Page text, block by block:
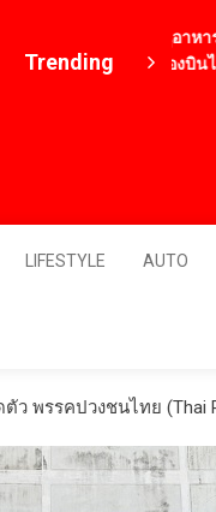
Trending
12 เมนูอาหารเก
ตั๋วเครื่องบินไปเก
LIFESTYLE AUTO
พรรคปวงชนไทย (Thai